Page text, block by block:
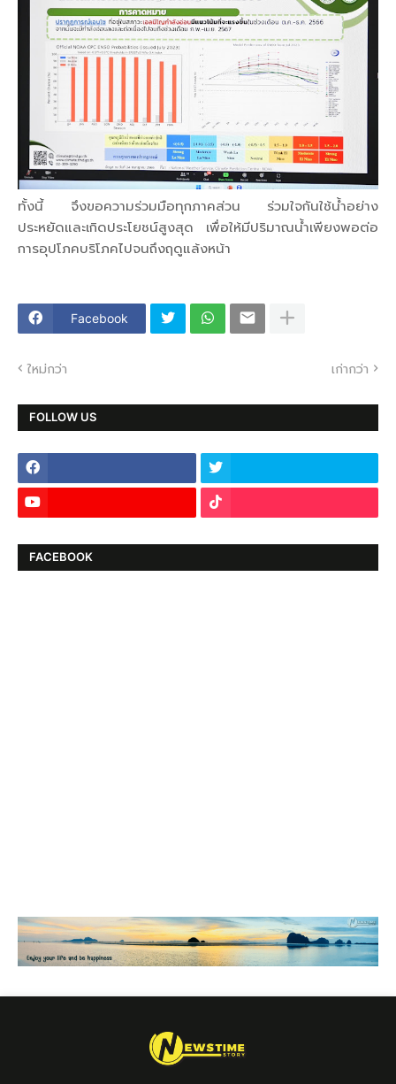
ทั้งนี้ จึงขอความร่วมมือทุกภาคส่วน ร่วมใจกันใช้น้ำอย่าง
ประหยัดและเกิดประโยชน์สูงสุด เพื่อให้มีปริมาณน้ำเพียงพอต่อ
การอุปโภคบริโภคไปจนถึงฤดูแล้งหน้า
Facebook
ใหม่กว่า เก่ากว่า
FOLLOW US
FACEBOOK